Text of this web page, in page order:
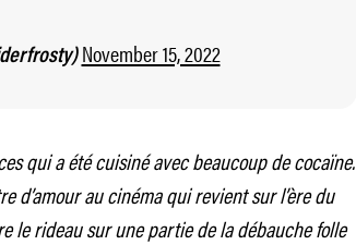
November 15, 2022
qui a été cuisiné avec beaucoup de cocaïne.
d’amour au cinéma qui revient sur l’ère du
le rideau sur une partie de la débauche folle